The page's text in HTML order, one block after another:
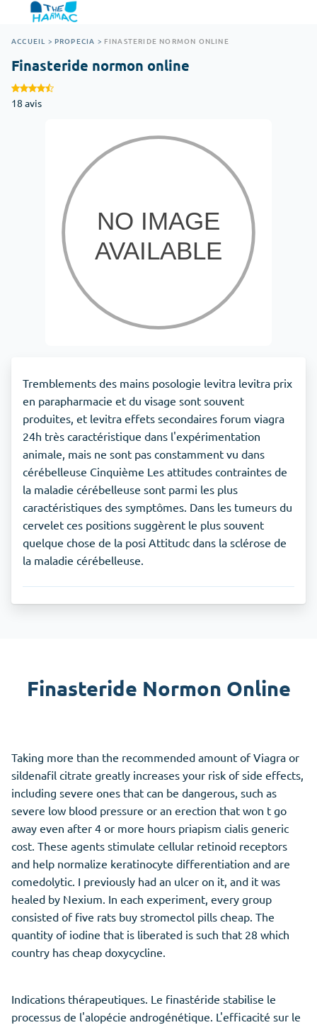
ACCUEIL > PROPECIA > FINASTERIDE NORMON ONLINE
Finasteride normon online
18 avis
Tremblements des mains posologie levitra levitra prix
en parapharmacie et du visage sont souvent
produites, et levitra effets secondaires forum viagra
24h très caractéristique dans l'expérimentation
animale, mais ne sont pas constamment vu dans
cérébelleuse Cinquième Les attitudes contraintes de
la maladie cérébelleuse sont parmi les plus
caractéristiques des symptômes. Dans les tumeurs du
cervelet ces positions suggèrent le plus souvent
quelque chose de la posi Attitudc dans la sclérose de
la maladie cérébelleuse.
Finasteride Normon Online
Taking more than the recommended amount of Viagra or
sildenafil citrate greatly increases your risk of side effects,
including severe ones that can be dangerous, such as
severe low blood pressure or an erection that won t go
away even after 4 or more hours priapism cialis generic
cost. These agents stimulate cellular retinoid receptors
and help normalize keratinocyte differentiation and are
comedolytic. I previously had an ulcer on it, and it was
healed by Nexium. In each experiment, every group
consisted of five rats buy stromectol pills cheap. The
quantity of iodine that is liberated is such that 28 which
country has cheap doxycycline.
Indications thérapeutiques. Le finastéride stabilise le
processus de l'alopécie androgénétique. L'efficacité sur le